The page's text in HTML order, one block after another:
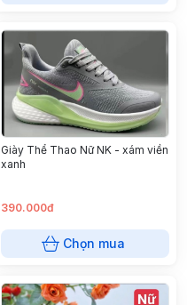
Giày Thể Thao Nữ NK - xám viền
xanh
390.000đ
Chọn mua